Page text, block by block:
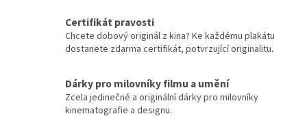
John McTiernan 17
Peter Jackson 17
Curtis Hanson 16
16
l
á
d
a
í
p
r
v
Certifikát pravosti
Chcete dobový originál z kina? Ke každému plakátu
dostanete zdarma certifikát, potvrzující originalitu.
Dárky pro milovníky filmu a umění
Zcela jedinečné a originální dárky pro milovníky
kinematografie a designu.